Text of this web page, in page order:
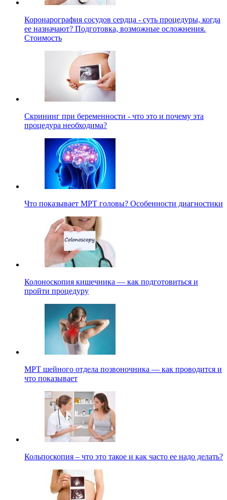
Коронарография сосудов сердца - суть процедуры, когда
ее назначают? Подготовка, возможные осложнения.
Стоимость
Скрининг при беременности - что это и почему эта
процедура необходима?
Что показывает МРТ головы? Особенности диагностики
Колоноскопия кишечника — как подготовиться и
пройти процедуру
МРТ шейного отдела позвоночника — как проводится и
что показывает
Кольпоскопия – что это такое и как часто ее надо делать?